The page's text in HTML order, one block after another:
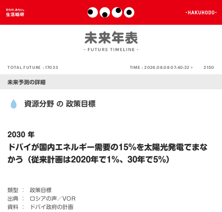
TOTAL FUTURE :17033 TIME :2026.08.08 07:40:22 > 2150
未来予測の詳細
資源分野 の 政策目標
2030 年
ドバイが国内エネルギー需要の15％を太陽光発電でまな
かう（従来計画は2020年で1％、30年で5％）
類型 ：
政策目標
出典 ：
ロシアの声／VOR
資料 ：
ドバイ政府の計画